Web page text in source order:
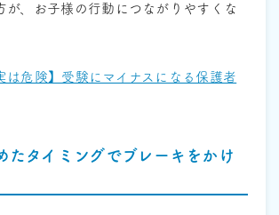
が、お子様の行動につながりやすくな
は危険】受験にマイナスになる保護者
たタイミングでブレーキをかけ